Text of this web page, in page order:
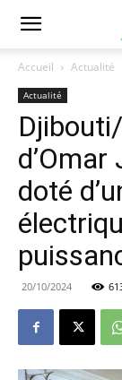
Accueil Actualité
Actualité
doté
20/10/2024